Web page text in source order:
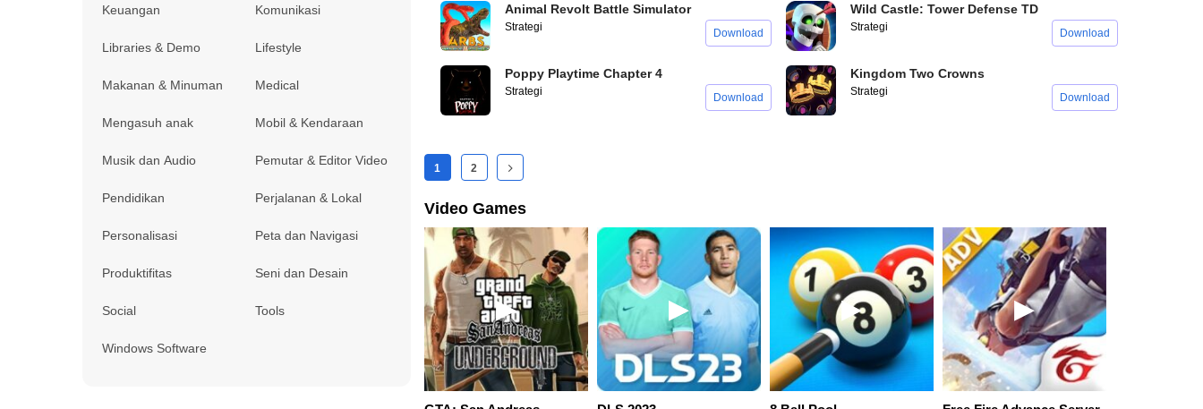
Keuangan Komunikasi
Libraries & Demo Lifestyle
Makanan & Minuman Medical
Mengasuh anak Mobil & Kendaraan
Musik dan Audio Pemutar & Editor Video
Pendidikan Perjalanan & Lokal
Personalisasi Peta dan Navigasi
Produktifitas Seni dan Desain
Social Tools
Windows Software
Animal Revolt Battle Simulator
Strategi Download
Wild Castle: Tower Defense TD
Strategi Download
Poppy Playtime Chapter 4
Strategi Download
Kingdom Two Crowns
Strategi Download
1 2
Video Games